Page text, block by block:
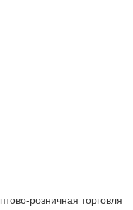
розничная торговля